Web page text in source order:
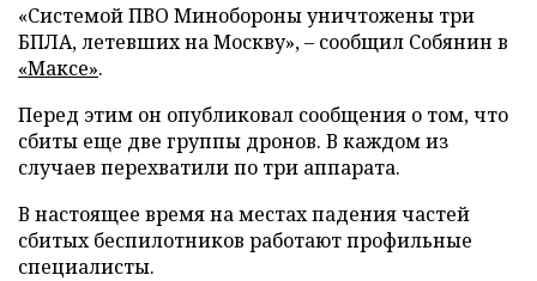
«Системой ПВО Минобороны уничтожены три
БПЛА, летевших на Москву», – сообщил Собянин в
«Максе».
Перед этим он опубликовал сообщения о том, что
сбиты еще две группы дронов. В каждом из
случаев перехватили по три аппарата.
В настоящее время на местах падения частей
сбитых беспилотников работают профильные
специалисты.